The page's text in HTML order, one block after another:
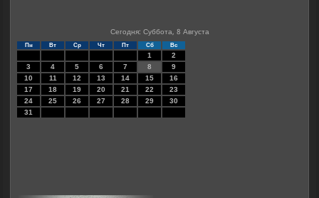
Сегодня: Суббота, 8 Августа
Пн Вт Ср Чт Пт Сб Вс
1
2
3
4 5 6 7 8
9
10
11 12 13 14 15
16
17
18 19 20 21 22
23
24
25 26 27 28 29
30
31